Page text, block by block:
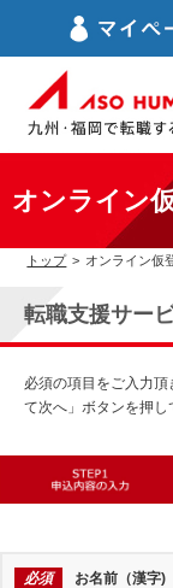
オンライン
トップ > オンライン仮
転職支援サー
必須の項目をご入力
て次へ」ボタンを押し
必須 お名前（漢字)